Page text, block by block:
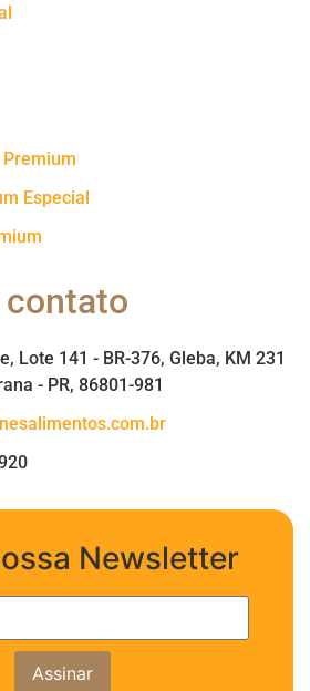
Premium
Especial
contato
Lote 141 - BR-376, Gleba, KM 231
- PR, 86801-981
Newsletter
Assinar